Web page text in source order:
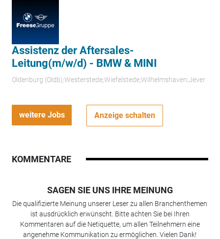
Assistenz der Aftersales-
Leitung(m/w/d) - BMW & MINI
Oldenburg (Oldb);Westerstede;Wiefelstede;Wilhelmshaven;Jever
weitere Jobs Anzeige schalten
KOMMENTARE
SAGEN SIE UNS IHRE MEINUNG
Die qualifizierte Meinung unserer Leser zu allen Branchenthemen
ist ausdrücklich erwünscht. Bitte achten Sie bei Ihren
Kommentaren auf die Netiquette, um allen Teilnehmern eine
angenehme Kommunikation zu ermöglichen. Vielen Dank!